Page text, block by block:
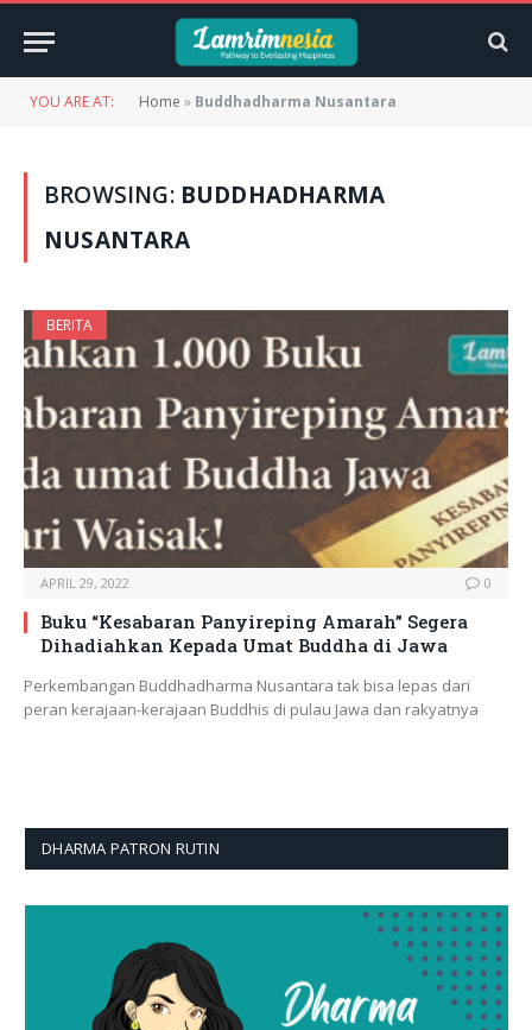
YOU ARE AT: Home » Buddhadharma Nusantara
BROWSING: BUDDHADHARMA
NUSANTARA
BERITA
APRIL 29, 2022 0
Buku “Kesabaran Panyireping Amarah” Segera
Dihadiahkan Kepada Umat Buddha di Jawa
Perkembangan Buddhadharma Nusantara tak bisa lepas dari
peran kerajaan-kerajaan Buddhis di pulau Jawa dan rakyatnya
DHARMA PATRON RUTIN